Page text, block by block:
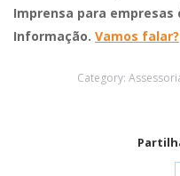
Imprensa para empresas
Informação. Vamos falar?
Category: